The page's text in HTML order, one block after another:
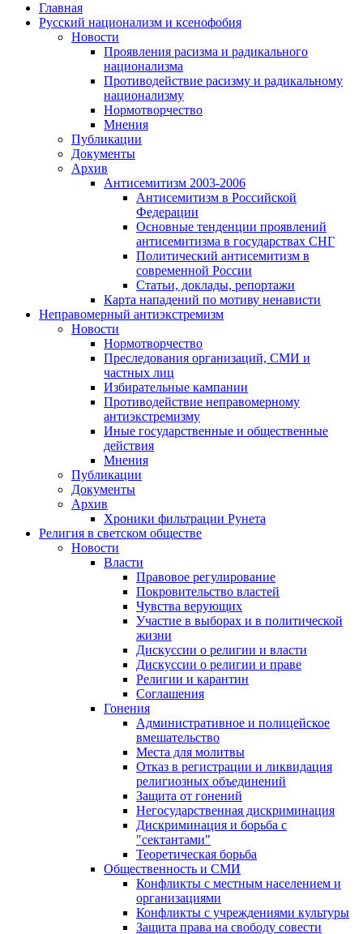
Главная
Русский национализм и ксенофобия
Новости
Проявления расизма и радикального
национализма
Противодействие расизму и радикальному
национализму
Нормотворчество
Мнения
Публикации
Документы
Архив
Антисемитизм 2003-2006
Антисемитизм в Российской
Федерации
Основные тенденции проявлений
антисемитизма в государствах СНГ
Политический антисемитизм в
современной России
Статьи, доклады, репортажи
Карта нападений по мотиву ненависти
Неправомерный антиэкстремизм
Новости
Нормотворчество
Преследования организаций, СМИ и
частных лиц
Избирательные кампании
Противодействие неправомерному
антиэкстремизму
Иные государственные и общественные
действия
Мнения
Публикации
Документы
Архив
Хроники фильтрации Рунета
Религия в светском обществе
Новости
Власти
Правовое регулирование
Покровительство властей
Чувства верующих
Участие в выборах и в политической
жизни
Дискуссии о религии и власти
Дискуссии о религии и праве
Религии и карантин
Соглашения
Гонения
Административное и полицейское
вмешательство
Места для молитвы
Отказ в регистрации и ликвидация
религиозных объединений
Защита от гонений
Негосударственная дискриминация
Дискриминация и борьба с
"сектантами"
Теоретическая борьба
Общественность и СМИ
Конфликты с местным населением и
организациями
Конфликты с учреждениями культуры
Защита права на свободу совести